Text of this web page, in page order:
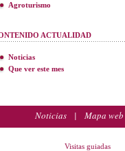
Agroturismo
ACTUALIDAD
Noticias
Que ver este mes
Noticias | Mapa web
Visitas guiadas